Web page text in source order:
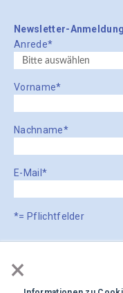
×
Newsletter-Anmeldung
Anrede*
Vorname*
Nachname*
E-Mail *
*= Pflichtfelder
und Ihre Privatsphäre zu
Daten ausschliesslich im